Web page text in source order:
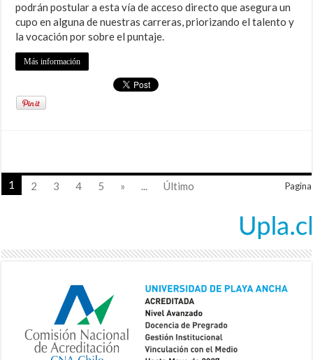
podrán postular a esta vía de acceso directo que asegura un
cupo en alguna de nuestras carreras, priorizando el talento y
la vocación por sobre el puntaje.
Más información
Pagina
1 2 3 4 5 » ... Último